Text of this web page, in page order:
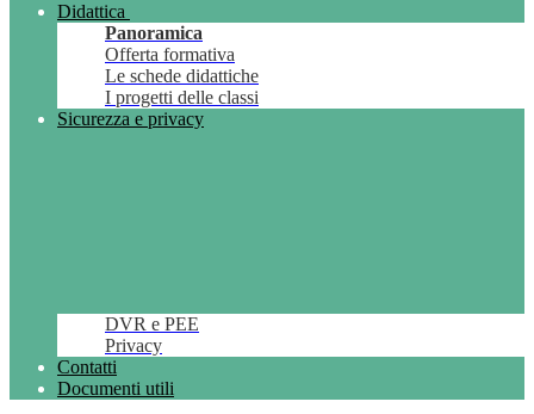
Didattica
Panoramica
Offerta formativa
Le schede didattiche
I progetti delle classi
Sicurezza e privacy
DVR e PEE
Privacy
Contatti
Documenti utili